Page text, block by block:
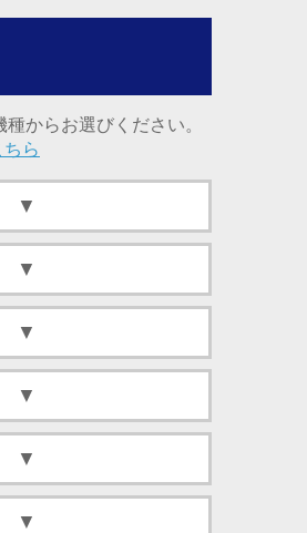
からお選びください。
ちら